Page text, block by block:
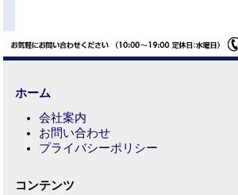
ホーム
会社案内
お問い合わせ
プライバシーポリシー
コンテンツ